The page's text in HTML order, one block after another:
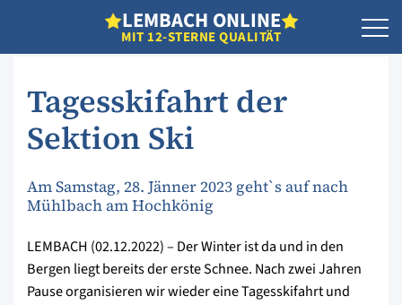
LEMBACH ONLINE
MIT 12-STERNE QUALITÄT
Tagesskifahrt der
Sektion Ski
Am Samstag, 28. Jänner 2023 geht`s auf nach
Mühlbach am Hochkönig
LEMBACH (02.12.2022) – Der Winter ist da und in den
Bergen liegt bereits der erste Schnee. Nach zwei Jahren
Pause organisieren wir wieder eine Tagesskifahrt und